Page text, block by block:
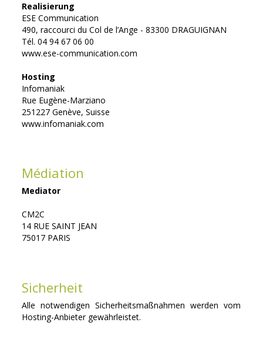
Realisierung
ESE Communication
490, raccourci du Col de l’Ange - 83300 DRAGUIGNAN
Tél. 04 94 67 06 00
www.ese-communication.com
Hosting
Infomaniak
Rue Eugène-Marziano
251227 Genève, Suisse
www.infomaniak.com
Médiation
Mediator
CM2C
14 RUE SAINT JEAN
75017 PARIS
Sicherheit
Alle notwendigen Sicherheitsmaßnahmen werden vom
Hosting-Anbieter gewährleistet.